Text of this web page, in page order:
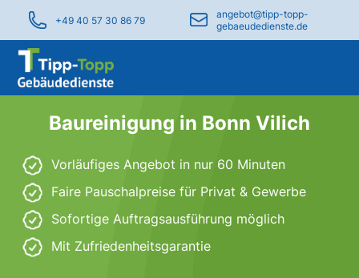
+49 40 57 30 86 79
angebot@tipp-topp-
gebaeudedienste.de
Baureinigung in Bonn Vilich
Vorläufiges Angebot in nur 60 Minuten
Faire Pauschalpreise für Privat & Gewerbe
Sofortige Auftragsausführung möglich
Mit Zufriedenheitsgarantie